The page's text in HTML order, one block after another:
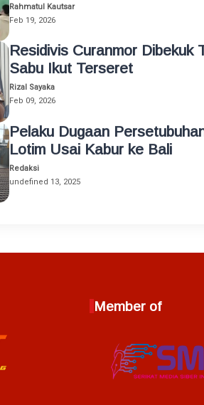
Rahmatul Kautsar
Feb 19, 2026
Residivis Curanmor Dibekuk
Sabu Ikut Terseret
Rizal Sayaka
Feb 09, 2026
Pelaku Dugaan
Lotim Usai Kabur ke Bali
Redaksi
undefined 13, 2025
Member of